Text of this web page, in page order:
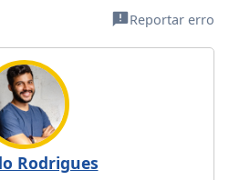
Reportar erro
Rodrigues